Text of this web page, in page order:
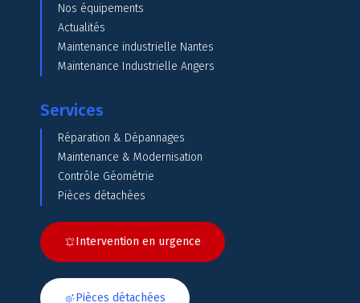
Nos équipements
Actualités
Maintenance industrielle Nantes
Maintenance Industrielle Angers
Services
Réparation & Dépannages
Maintenance & Modernisation
Contrôle Géométrie
Pièces détachées
Intervention en urgence
Pièces détachées